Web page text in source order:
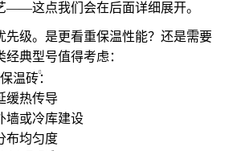
——这点我们会在后面详细展开。
先级。是更看重保温性能？还是需要
典型号值得考虑：
温砖：
缓热传导
墙或冷库建设
布均匀度